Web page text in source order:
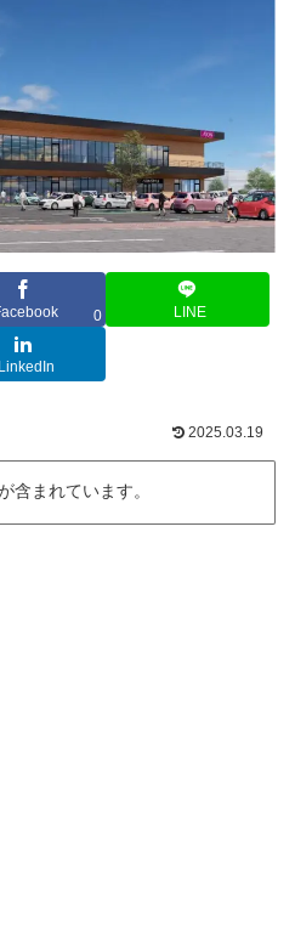
0 LINE
LinkedIn
2025.03.19
含まれています。